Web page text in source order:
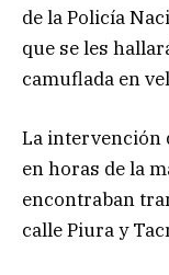
de la Policía
que se les
camuflada en
La intervención
en horas de la
encontraban
calle Piura y